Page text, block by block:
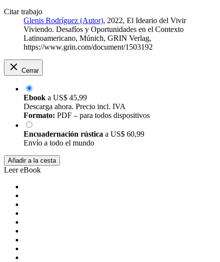
Citar trabajo
Glenis Rodríguez (Autor), 2022, El Ideario del Vivir
Viviendo. Desafíos y Oportunidades en el Contexto
Latinoamericano, Múnich, GRIN Verlag,
https://www.grin.com/document/1503192
Cerrar
Ebook a US$ 45,99
Descarga ahora. Precio incl. IVA
Formato: PDF – para todos dispositivos
Encuadernación rústica a US$ 60,99
Envío a todo el mundo
Añadir a la cesta
Leer eBook